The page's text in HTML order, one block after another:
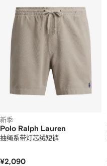
新季
Polo Ralph Lauren
抽绳系带灯芯绒短裤
¥2,090